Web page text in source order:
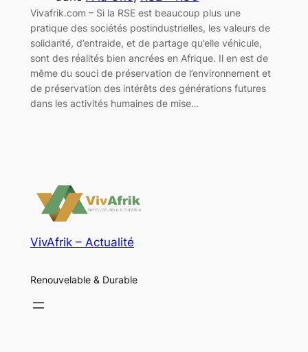
Vivafrik.com – Si la RSE est beaucoup plus une
pratique des sociétés postindustrielles, les valeurs de
solidarité, d’entraide, et de partage qu’elle véhicule,
sont des réalités bien ancrées en Afrique. Il en est de
même du souci de préservation de l’environnement et
de préservation des intérêts des générations futures
dans les activités humaines de mise…
VivAfrik – Actualité
Renouvelable & Durable